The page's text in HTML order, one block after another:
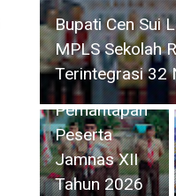
Bupati Cen Sui
MPLS Sekolah
Terintegrasi 32
Wabup
Jarmin Buka
Kegiatan
Karantina
Pemantapan
Peserta
Jamnas XII
Tahun 2026